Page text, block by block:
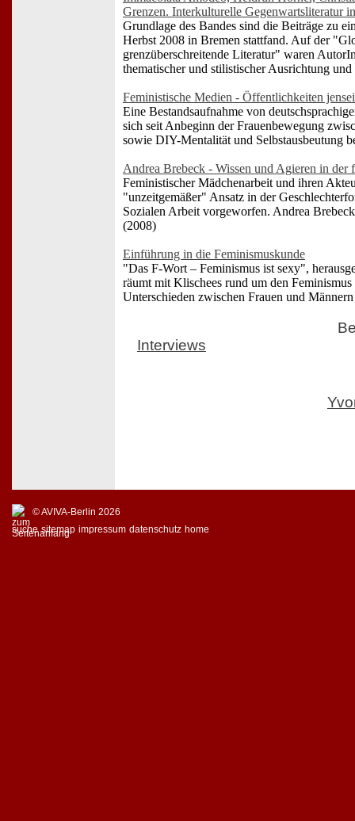
Grenzen. Interkulturelle Gegenwartsliteratur
Grundlage des Bandes sind die Beiträge zu
Herbst 2008 in Bremen stattfand. Auf der
grenzüberschreitende Literatur" waren
thematischer und stilistischer Ausrichtung
Feministische Medien - Öffentlichkeiten
Eine Bestandsaufnahme von
sich seit Anbeginn der Frauenbewegung
sowie DIY-Mentalität und Selbstausbeutung
Andrea Brebeck - Wissen und Agieren in der
Feministischer Mädchenarbeit und ihren
"unzeitgemäßer" Ansatz in der
Sozialen Arbeit vorgeworfen. Andrea
(2008)
Einführung in die Feminismuskunde
"Das F-Wort – Feminismus ist sexy",
räumt mit Klischees rund um den
Unterschieden zwischen Frauen und
Interviews
© AVIVA-Berlin 2026
suche sitemap impressum datenschutz home